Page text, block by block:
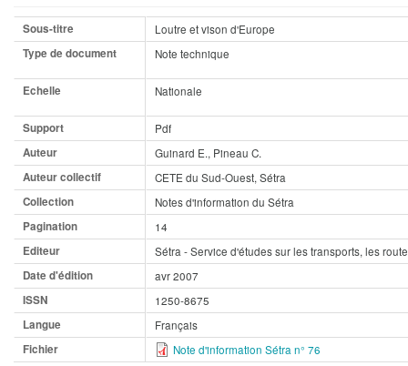
Sous-titre
Loutre et vison d'Europe
Type de document
Note technique
Echelle Nationale
Support
Pdf
Auteur
Guinard E., Pineau C.
Auteur collectif
CETE du Sud-Ouest, Sétra
Collection
Notes d'information du Sétra
Pagination
14
Editeur
Sétra - Service d'études sur les transports, les
Date d'édition
avr 2007
ISSN
1250-8675
Langue
Français
Fichier
Note d'information Sétra n° 76